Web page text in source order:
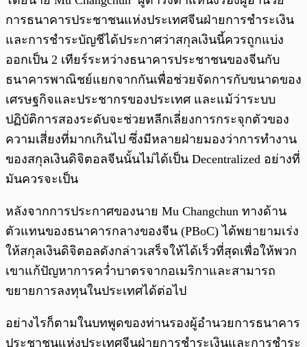
การธนาคารประชาชนแห่งประเทศจีนฝ่ายการชำระเงิน
และการชำระบัญชีได้ประกาศว่าสกุลเงินนี้ควรถูกแบ่ง
ออกเป็น 2 เทียร์ระหว่างธนาคารประชาชนของจีนกับ
ธนาคารพาณิชย์แยกจากกันเพื่อช่วยจัดการกับขนาดของ
เศรษฐกิจและประชากรของประเทศ และแม้ว่าระบบ
ปฏิบัติการสองระดับจะช่วยหลีกเลี่ยงการกระจุกตัวของ
ความเสี่ยงที่มากเกินไป ซึ่งมีหลายฝ่ายมองว่าการทำงาน
ของสกุลเงินดิจิตอลจีนนั้นไม่ได้เป็น Decentralized อย่างที่
มันควรจะเป็น
หลังจากการประกาศของนาย Mu Changchun ทางด้าน
ตัวแทนของธนาคารกลางของจีน (PBoC) ได้พยายามเร่ง
ให้สกุลเงินดิจิตอลดังกล่าวเสร็จให้ได้เร็วที่สุดเพื่อให้พวก
เขาแก้ปัญหาการคว่ำบาตรจากอเมริกาและสามารถ
ขยายการลงทุนในประเทศได้ต่อไป
อย่างไรก็ตามในบทพูดของท่านรองผู้อำนวยการธนาคาร
ประชาชนแห่งประเทศจีนฝ่ายการชำระเงินและการชำระ